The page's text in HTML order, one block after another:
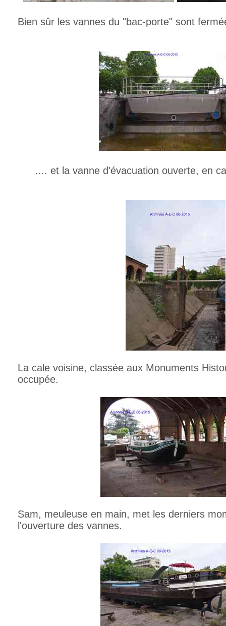
Bien sûr les vannes du "bac-porte" sont
.... et la vanne d'évacuation ouverte, en
La cale voisine, classée aux Monuments
occupée.
Sam, meuleuse en main, met les derniers
l'ouverture des vannes.